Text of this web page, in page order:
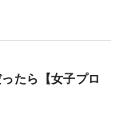
たら【女子プロ